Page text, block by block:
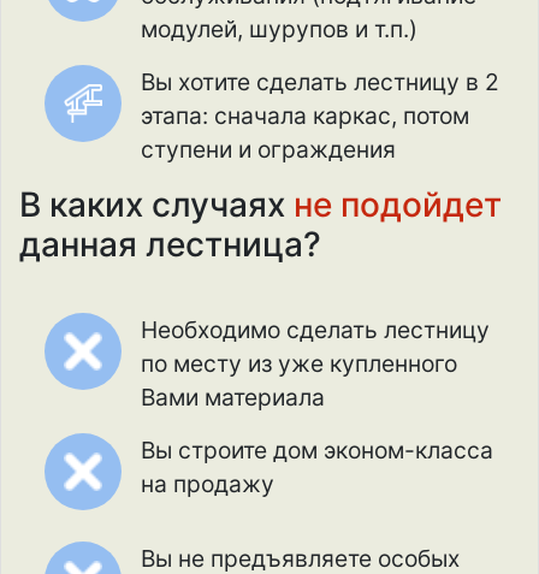
модулей, шурупов и т.п.)
Вы хотите сделать лестницу в 2
этапа: сначала каркас, потом
ступени и ограждения
В каких случаях не подойдет
данная лестница?
Необходимо сделать лестницу
по месту из уже купленного
Вами материала
Вы строите дом эконом-класса
на продажу
Вы не предъявляете особых